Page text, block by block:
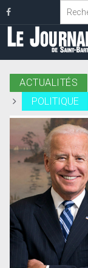
ACTUALITÉS
POLITIQUE